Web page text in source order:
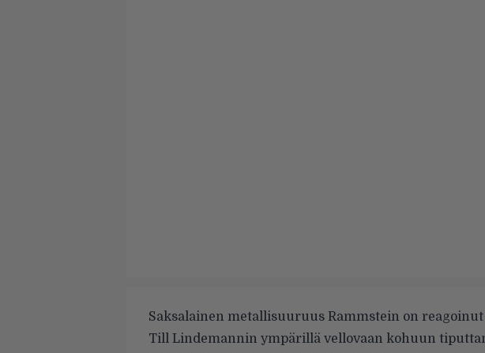
Saksalainen metallisuuruus Rammstein on
Till Lindemannin ympärillä vellovaan kohuun